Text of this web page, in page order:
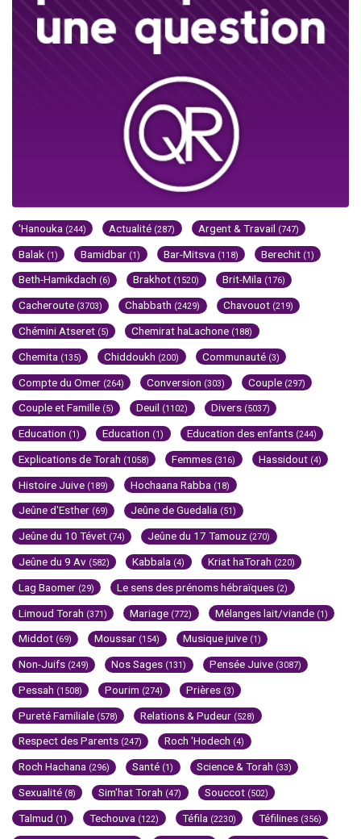
'Hanouka (244) Actualité (287) Argent & Travail (747)
Balak (1) Bamidbar (1) Bar-Mitsva (118) Berechit (1)
Beth-Hamikdach (6) Brakhot (1520) Brit-Mila (176)
Cacheroute (3703) Chabbath (2429) Chavouot (219)
Chémini Atseret (5) Chemirat haLachone (188)
Chemita (135) Chiddoukh (200) Communauté (3)
Compte du Omer (264) Conversion (303) Couple (297)
Couple et Famille (5) Deuil (1102) Divers (5037)
Education (1) Education (1) Education des enfants (244)
Explications de Torah (1058) Femmes (316) Hassidout (4)
Histoire Juive (189) Hochaana Rabba (18)
Jeûne d'Esther (69) Jeûne de Guedalia (51)
Jeûne du 10 Tévet (74) Jeûne du 17 Tamouz (270)
Jeûne du 9 Av (582) Kabbala (4) Kriat haTorah (220)
Lag Baomer (29) Le sens des prénoms hébraïques (2)
Limoud Torah (371) Mariage (772) Mélanges lait/viande (1)
Middot (69) Moussar (154) Musique juive (1)
Non-Juifs (249) Nos Sages (131) Pensée Juive (3087)
Pessah (1508) Pourim (274) Prières (3)
Pureté Familiale (578) Relations & Pudeur (528)
Respect des Parents (247) Roch 'Hodech (4)
Roch Hachana (296) Santé (1) Science & Torah (33)
Sexualité (8) Sim'hat Torah (47) Souccot (502)
Talmud (1) Techouva (122) Téfila (2230) Téfilines (356)